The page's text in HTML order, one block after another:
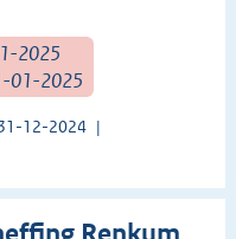
2025
01-2025
12-2024